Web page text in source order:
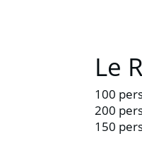
Le
100
200
150